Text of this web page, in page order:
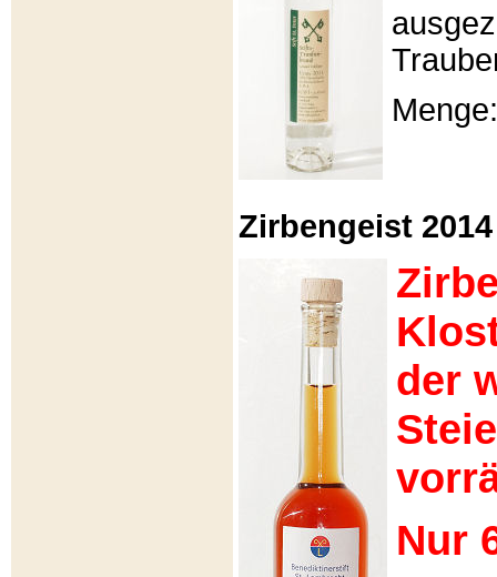
Zirbengeist
der
Nur